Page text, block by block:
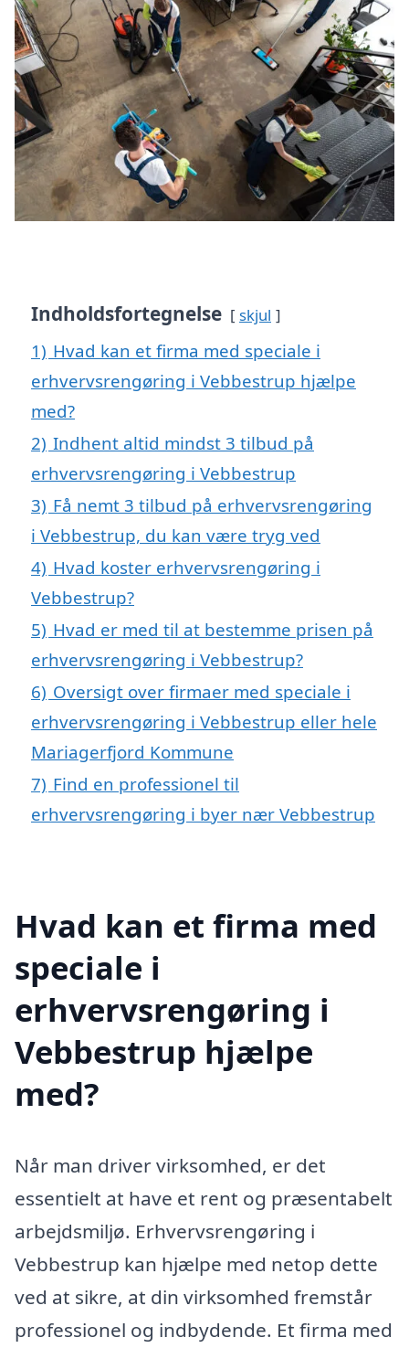
Indholdsfortegnelse skjul
1) Hvad kan et firma med speciale i
erhvervsrengøring i Vebbestrup hjælpe
med?
2) Indhent altid mindst 3 tilbud på
erhvervsrengøring i Vebbestrup
3) Få nemt 3 tilbud på erhvervsrengøring
i Vebbestrup, du kan være tryg ved
4) Hvad koster erhvervsrengøring i
Vebbestrup?
5) Hvad er med til at bestemme prisen på
erhvervsrengøring i Vebbestrup?
6) Oversigt over firmaer med speciale i
erhvervsrengøring i Vebbestrup eller hele
Mariagerfjord Kommune
7) Find en professionel til
erhvervsrengøring i byer nær Vebbestrup
Hvad kan et firma med
speciale i
erhvervsrengøring i
Vebbestrup hjælpe
med?
Når man driver virksomhed, er det
essentielt at have et rent og præsentabelt
arbejdsmiljø. Erhvervsrengøring i
Vebbestrup kan hjælpe med netop dette
ved at sikre, at din virksomhed fremstår
professionel og indbydende. Et firma med